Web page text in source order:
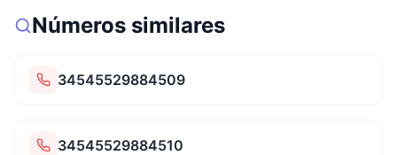
Números similares
34545529884509
34545529884510